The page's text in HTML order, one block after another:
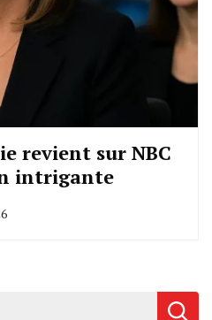
revient sur NBC
intrigante